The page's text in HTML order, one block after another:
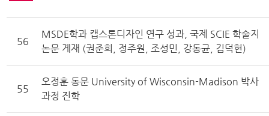
56
MSDE학과 캡스톤디자인 연구 성과, 국제 SCIE 학술지
논문 게재 (권준희, 정주원, 조성민, 강동균, 김덕현)
55
오정훈 동문 University of Wisconsin-Madison 박사
과정 진학